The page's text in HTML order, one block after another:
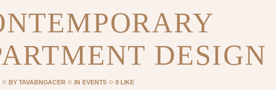
DESIGN
BY TAVABNGACER IN EVENTS 0 LIKE